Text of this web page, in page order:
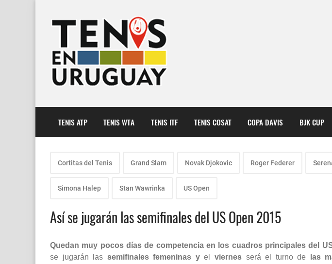
TENIS ATP TENIS WTA TENIS ITF TENIS COSAT COPA DAVIS BJK CUP
Cortitas del Tenis Grand Slam Novak Djokovic Roger Federer
Simona Halep Stan Wawrinka US Open
Así se jugarán las semifinales del US Open 2015
Quedan muy pocos días de competencia en los cuadros principales del
se jugarán las semifinales femeninas yel viernesserá el turno de las